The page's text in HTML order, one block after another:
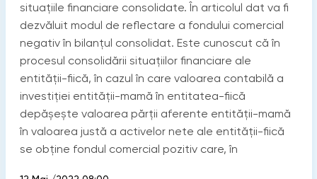
situațiile financiare consolidate. În articolul dat va fi
dezvăluit modul de reflectare a fondului comercial
negativ în bilanțul consolidat. Este cunoscut că în
procesul consolidării situațiilor financiare ale
entității-fiică, în cazul în care valoarea contabilă a
investiției entității-mamă în entitatea-fiică
depăşeşte valoarea părții aferente entității-mamă
în valoarea justă a activelor nete ale entității-fiică
se obține fondul comercial pozitiv care, în